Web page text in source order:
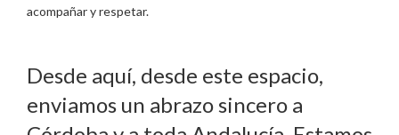
acompañar y respetar.
Desde aquí, desde este espacio,
enviamos un abrazo sincero a